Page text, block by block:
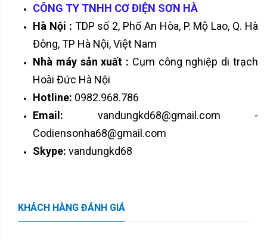
CÔNG TY TNHH CƠ ĐIỆN SƠN HÀ
Hà Nội : TDP số 2, Phố An Hòa, P. Mộ Lao, Q. Hà
Đông, TP Hà Nội, Việt Nam
Nhà máy sản xuất : Cụm công nghiệp di trạch
Hoài Đức Hà Nội
Hotline: 0982.968.786
Email: vandungkd68@gmail.com -
Codiensonha68@gmail.com
Skype: vandungkd68
KHÁCH HÀNG ĐÁNH GIÁ